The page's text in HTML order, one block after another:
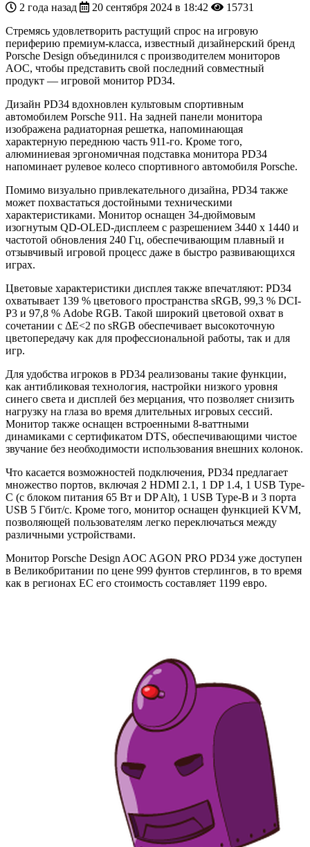
2 года назад 20 сентября 2024 в 18:42
15731
Стремясь удовлетворить растущий спрос на игровую
периферию премиум-класса, известный дизайнерский бренд
Porsche Design объединился с производителем мониторов
AOC, чтобы представить свой последний совместный
продукт — игровой монитор PD34.
Дизайн PD34 вдохновлен культовым спортивным
автомобилем Porsche 911. На задней панели монитора
изображена радиаторная решетка, напоминающая
характерную переднюю часть 911-го. Кроме того,
алюминиевая эргономичная подставка монитора PD34
напоминает рулевое колесо спортивного автомобиля Porsche.
Помимо визуально привлекательного дизайна, PD34 также
может похвастаться достойными техническими
характеристиками. Монитор оснащен 34-дюймовым
изогнутым QD-OLED-дисплеем с разрешением 3440 x 1440 и
частотой обновления 240 Гц, обеспечивающим плавный и
отзывчивый игровой процесс даже в быстро развивающихся
играх.
Цветовые характеристики дисплея также впечатляют: PD34
охватывает 139 % цветового пространства sRGB, 99,3 % DCI-
P3 и 97,8 % Adobe RGB. Такой широкий цветовой охват в
сочетании с ΔE<2 по sRGB обеспечивает высокоточную
цветопередачу как для профессиональной работы, так и для
игр.
Для удобства игроков в PD34 реализованы такие функции,
как антибликовая технология, настройки низкого уровня
синего света и дисплей без мерцания, что позволяет снизить
нагрузку на глаза во время длительных игровых сессий.
Монитор также оснащен встроенными 8-ваттными
динамиками с сертификатом DTS, обеспечивающими чистое
звучание без необходимости использования внешних колонок.
Что касается возможностей подключения, PD34 предлагает
множество портов, включая 2 HDMI 2.1, 1 DP 1.4, 1 USB Type-
C (с блоком питания 65 Вт и DP Alt), 1 USB Type-B и 3 порта
USB 5 Гбит/с. Кроме того, монитор оснащен функцией KVM,
позволяющей пользователям легко переключаться между
различными устройствами.
Монитор Porsche Design AOC AGON PRO PD34 уже доступен
в Великобритании по цене 999 фунтов стерлингов, в то время
как в регионах ЕС его стоимость составляет 1199 евро.